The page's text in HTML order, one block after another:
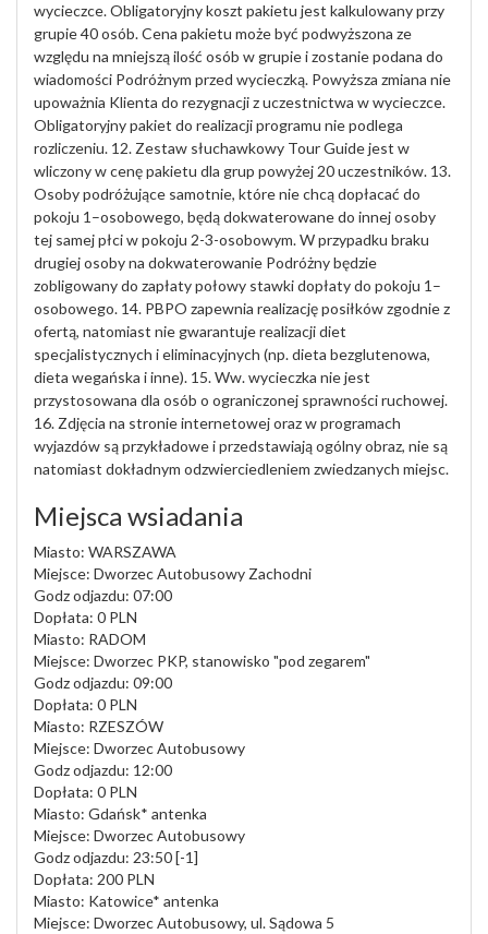
wycieczce. Obligatoryjny koszt pakietu jest kalkulowany przy
grupie 40 osób. Cena pakietu może być podwyższona ze
względu na mniejszą ilość osób w grupie i zostanie podana do
wiadomości Podróżnym przed wycieczką. Powyższa zmiana nie
upoważnia Klienta do rezygnacji z uczestnictwa w wycieczce.
Obligatoryjny pakiet do realizacji programu nie podlega
rozliczeniu. 12. Zestaw słuchawkowy Tour Guide jest w
wliczony w cenę pakietu dla grup powyżej 20 uczestników. 13.
Osoby podróżujące samotnie, które nie chcą dopłacać do
pokoju 1–osobowego, będą dokwaterowane do innej osoby
tej samej płci w pokoju 2-3-osobowym. W przypadku braku
drugiej osoby na dokwaterowanie Podróżny będzie
zobligowany do zapłaty połowy stawki dopłaty do pokoju 1–
osobowego. 14. PBPO zapewnia realizację posiłków zgodnie z
ofertą, natomiast nie gwarantuje realizacji diet
specjalistycznych i eliminacyjnych (np. dieta bezglutenowa,
dieta wegańska i inne). 15. Ww. wycieczka nie jest
przystosowana dla osób o ograniczonej sprawności ruchowej.
16. Zdjęcia na stronie internetowej oraz w programach
wyjazdów są przykładowe i przedstawiają ogólny obraz, nie są
natomiast dokładnym odzwierciedleniem zwiedzanych miejsc.
Miejsca wsiadania
Miasto: WARSZAWA
Miejsce: Dworzec Autobusowy Zachodni
Godz odjazdu: 07:00
Dopłata: 0 PLN
Miasto: RADOM
Miejsce: Dworzec PKP, stanowisko "pod zegarem"
Godz odjazdu: 09:00
Dopłata: 0 PLN
Miasto: RZESZÓW
Miejsce: Dworzec Autobusowy
Godz odjazdu: 12:00
Dopłata: 0 PLN
Miasto: Gdańsk* antenka
Miejsce: Dworzec Autobusowy
Godz odjazdu: 23:50 [-1]
Dopłata: 200 PLN
Miasto: Katowice* antenka
Miejsce: Dworzec Autobusowy, ul. Sądowa 5